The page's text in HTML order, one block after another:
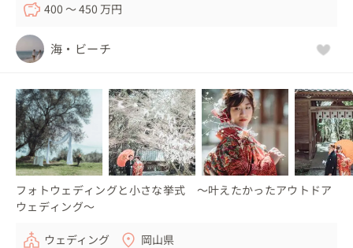
400 〜 450 万円
海・ビーチ
フォトウェディングと小さな挙式 〜叶えたかったアウトドア
ウェディング〜
ウェディング
岡山県